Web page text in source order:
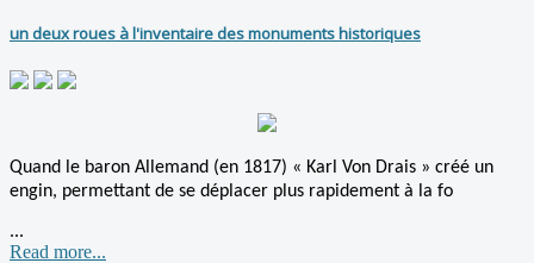
un deux roues à l'inventaire des monuments historiques
Quand le baron Allemand (en 1817) « Karl Von Drais » créé un
engin, permettant de se déplacer plus rapidement à la fo
...
Read more...